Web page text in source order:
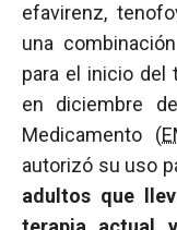
efavirenz,
una
para el inicio del
en diciembre
Medicamento (
autorizó su uso
adultos que